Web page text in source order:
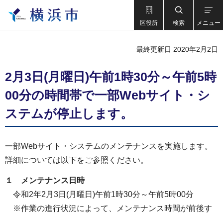
区役所 検索 メニュー
最終更新日 2020年2月2日
2月3日(月曜日)午前1時30分～午前5時
00分の時間帯で一部Webサイト・シ
ステムが停止します。
一部Webサイト・システムのメンテナンスを実施します。
詳細については以下をご参照ください。
１ メンテナンス日時
令和2年2月3日(月曜日)午前1時30分～午前5時00分
※作業の進行状況によって、メンテナンス時間が前後す